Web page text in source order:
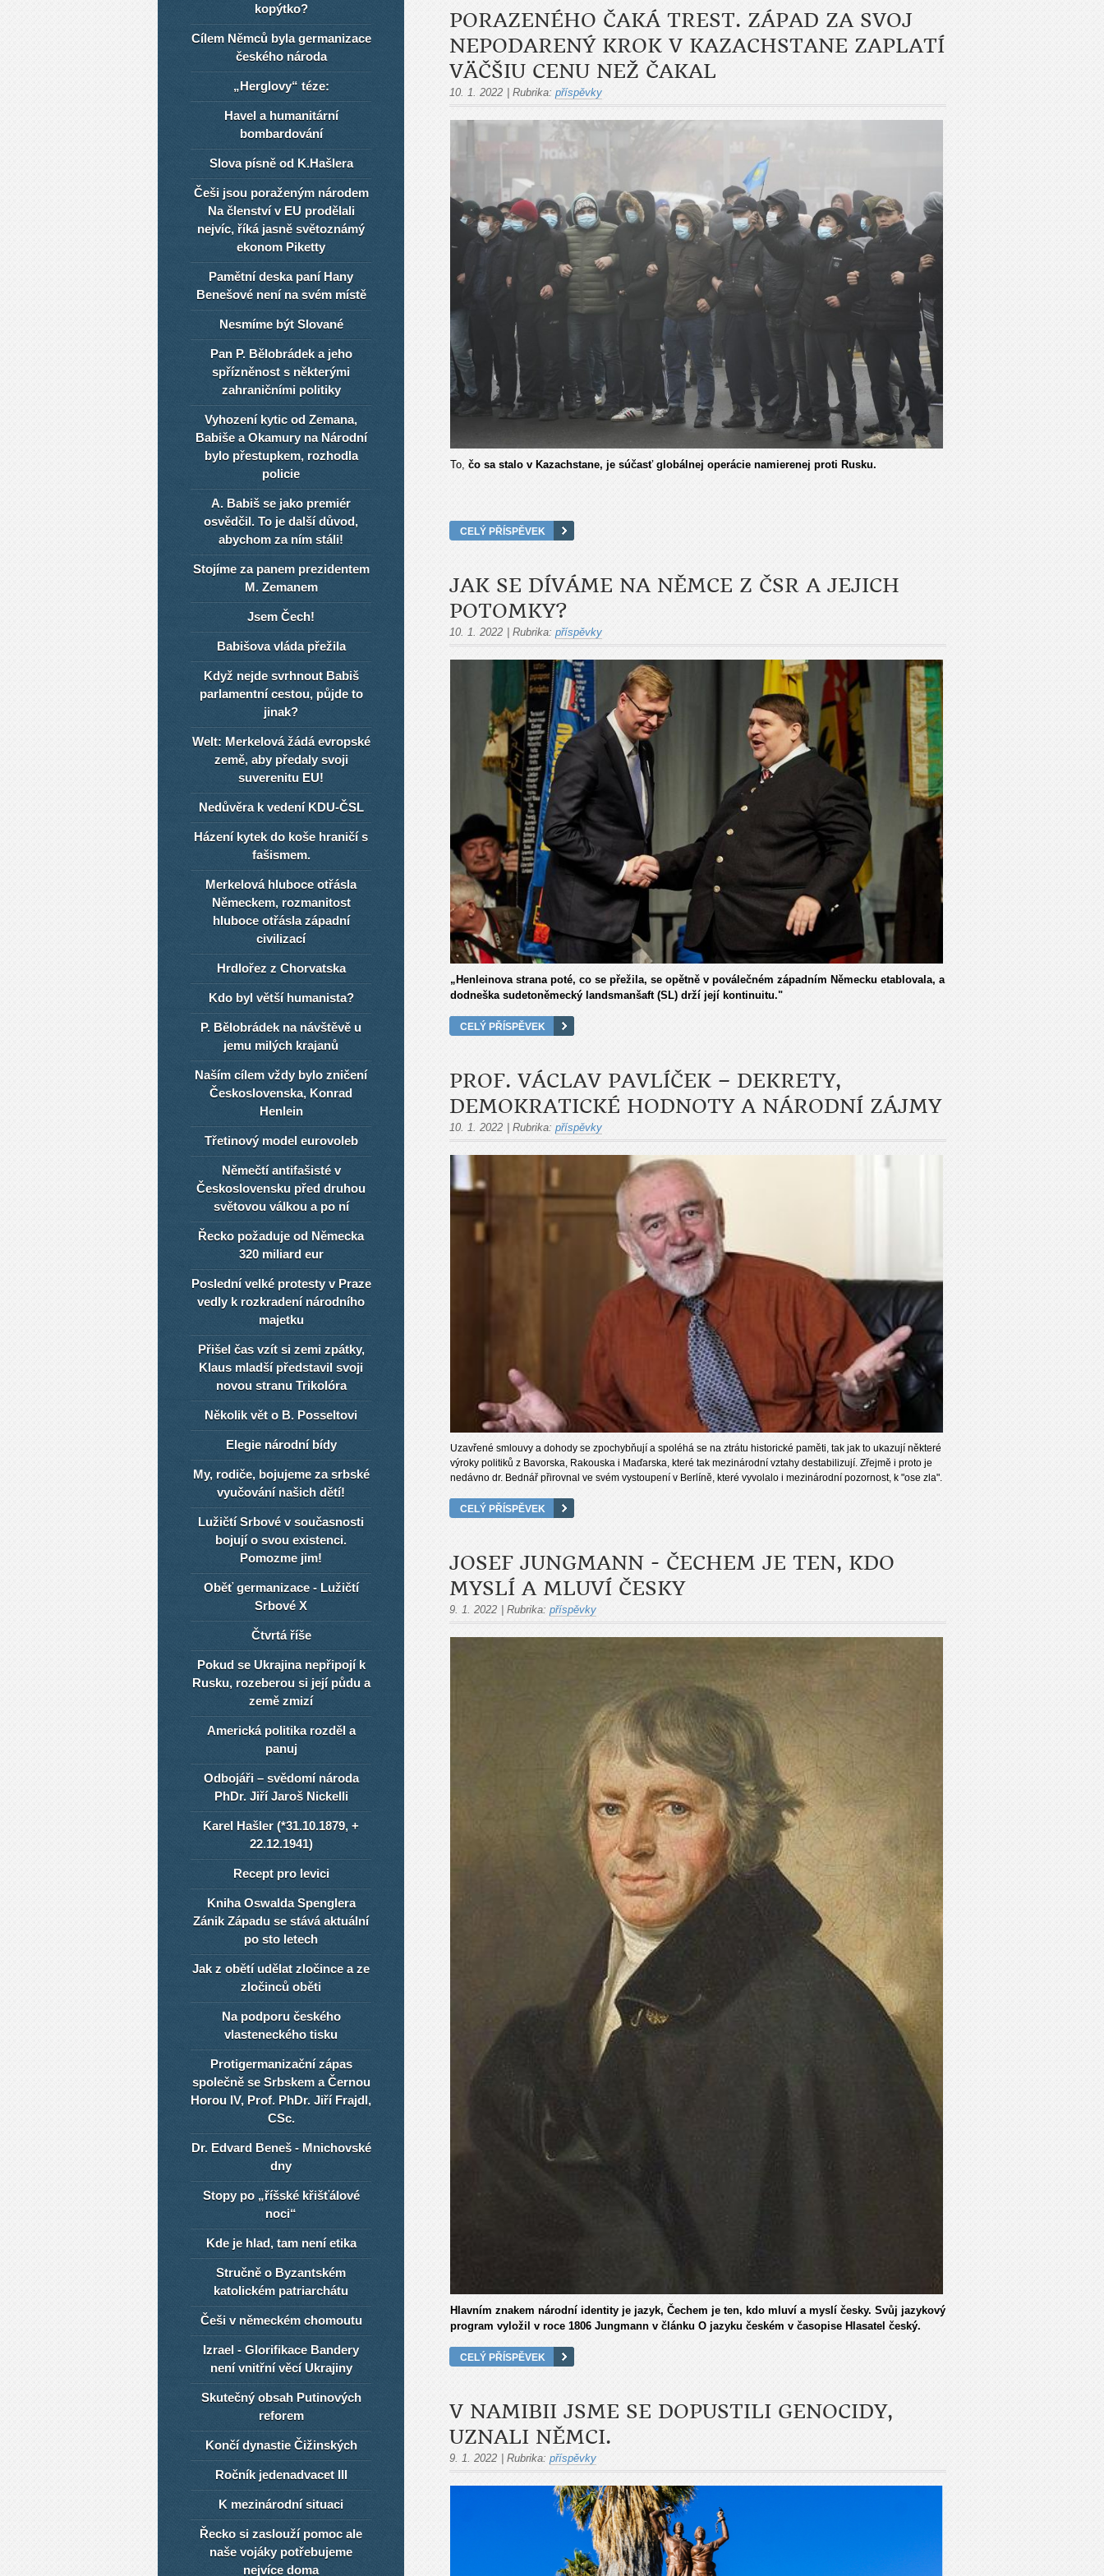
PORAZENÉHO ČAKÁ TREST. ZÁPAD ZA SVOJ
NEPODARENÝ KROK V KAZACHSTANE ZAPLATÍ
VÄČŠIU CENU NEŽ ČAKAL
10. 1. 2022 Rubrika: příspěvky
To, čo sa stalo v Kazachstane, je súčasť globálnej operácie namierenej proti Rusku.
CELÝ PŘÍSPĚVEK
JAK SE DÍVÁME NA NĚMCE Z ČSR A JEJICH
POTOMKY?
10. 1. 2022 Rubrika: příspěvky
„Henleinova strana poté, co se přežila, se opětně v poválečném západním Německu etablovala, a
dodneška sudetoněmecký landsmanšaft (SL) drží její kontinuitu."
CELÝ PŘÍSPĚVEK
PROF. VÁCLAV PAVLÍČEK – DEKRETY,
DEMOKRATICKÉ HODNOTY A NÁRODNÍ ZÁJMY
10. 1. 2022 Rubrika: příspěvky
Uzavřené smlouvy a dohody se zpochybňují a spoléhá se na ztrátu historické paměti, tak jak to ukazují některé
výroky politiků z Bavorska, Rakouska i Maďarska, které tak mezinárodní vztahy destabilizují. Zřejmě i proto je
nedávno dr. Bednář přirovnal ve svém vystoupení v Berlíně, které vyvolalo i mezinárodní pozornost, k "ose zla".
CELÝ PŘÍSPĚVEK
JOSEF JUNGMANN - ČECHEM JE TEN, KDO
MYSLÍ A MLUVÍ ČESKY
9. 1. 2022 | Rubrika: příspěvky
Hlavním znakem národní identity je jazyk, Čechem je ten, kdo mluví a myslí česky. Svůj jazykový
program vyložil v roce 1806 Jungmann v článku O jazyku českém v časopise Hlasatel český.
CELÝ PŘÍSPĚVEK
V NAMIBII JSME SE DOPUSTILI GENOCIDY,
UZNALI NĚMCI.
9. 1. 2022 | Rubrika: příspěvky
kopýtko?
Cílem Němců byla germanizace
českého národa
„Herglovy“ téze:
Havel a humanitární
bombardování
Slova písně od K.Hašlera
Češi jsou poraženým národem
Na členství v EU prodělali
nejvíc, říká jasně světoznámý
ekonom Piketty
Pamětní deska paní Hany
Benešové není na svém místě
Nesmíme být Slované
Pan P. Bělobrádek a jeho
spřízněnost s některými
zahraničními politiky
Vyhození kytic od Zemana,
Babiše a Okamury na Národní
bylo přestupkem, rozhodla
policie
A. Babiš se jako premiér
osvědčil. To je další důvod,
abychom za ním stáli!
Stojíme za panem prezidentem
M. Zemanem
Jsem Čech!
Babišova vláda přežila
Když nejde svrhnout Babiš
parlamentní cestou, půjde to
jinak?
Welt: Merkelová žádá evropské
země, aby předaly svoji
suverenitu EU!
Nedůvěra k vedení KDU-ČSL
Házení kytek do koše hraničí s
fašismem.
Merkelová hluboce otřásla
Německem, rozmanitost
hluboce otřásla západní
civilizací
Hrdlořez z Chorvatska
Kdo byl větší humanista?
P. Bělobrádek na návštěvě u
jemu milých krajanů
Naším cílem vždy bylo zničení
Československa, Konrad
Henlein
Třetinový model eurovoleb
Němečtí antifašisté v
Československu před druhou
světovou válkou a po ní
Řecko požaduje od Německa
320 miliard eur
Poslední velké protesty v Praze
vedly k rozkradení národního
majetku
Přišel čas vzít si zemi zpátky,
Klaus mladší představil svoji
novou stranu Trikolóra
Několik vět o B. Posseltovi
Elegie národní bídy
My, rodiče, bojujeme za srbské
vyučování našich dětí!
Lužičtí Srbové v současnosti
bojují o svou existenci.
Pomozme jim!
Oběť germanizace - Lužičtí
Srbové X
Čtvrtá říše
Pokud se Ukrajina nepřipojí k
Rusku, rozeberou si její půdu a
země zmizí
Americká politika rozděl a
panuj
Odbojáři – svědomí národa
PhDr. Jiří Jaroš Nickelli
Karel Hašler (*31.10.1879, +
22.12.1941)
Recept pro levici
Kniha Oswalda Spenglera
Zánik Západu se stává aktuální
po sto letech
Jak z obětí udělat zločince a ze
zločinců oběti
Na podporu českého
vlasteneckého tisku
Protigermanizační zápas
společně se Srbskem a Černou
Horou IV, Prof. PhDr. Jiří Frajdl,
CSc.
Dr. Edvard Beneš - Mnichovské
dny
Stopy po „říšské křišťálové
noci“
Kde je hlad, tam není etika
Stručně o Byzantském
katolickém patriarchátu
Češi v německém chomoutu
Izrael - Glorifikace Bandery
není vnitřní věcí Ukrajiny
Skutečný obsah Putinových
reforem
Končí dynastie Čižinských
Ročník jedenadvacet III
K mezinárodní situaci
Řecko si zaslouží pomoc ale
naše vojáky potřebujeme
nejvíce doma